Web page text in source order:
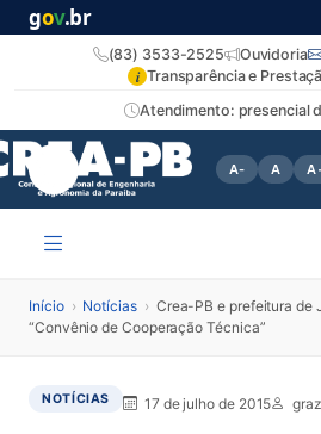
gov.br
Atendimento: presencial
(83) 3533-2525 Ouvidoria
i Transparência e
A- A
Início › Notícias › Crea-PB e prefeitura de
“Convênio de Cooperação Técnica”
NOTÍCIAS 17 de julho de 2015